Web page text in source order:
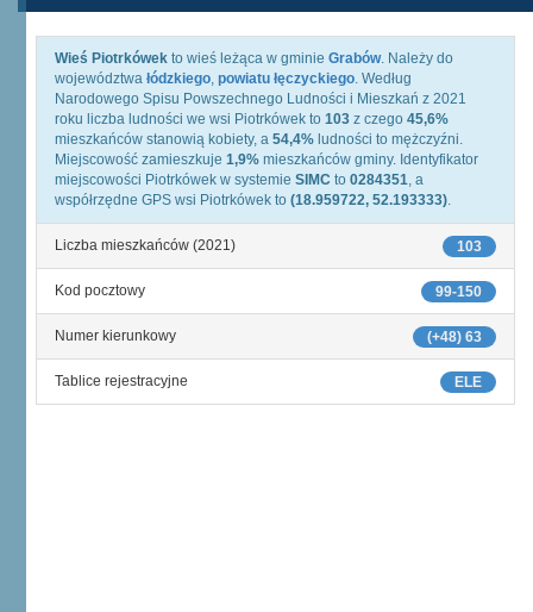
Wieś Piotrkówek to wieś leżąca w gminie Grabów. Należy do
województwa łódzkiego, powiatu łęczyckiego. Według
Narodowego Spisu Powszechnego Ludności i Mieszkań z 2021
roku liczba ludności we wsi Piotrkówek to 103 z czego 45,6%
mieszkańców stanowią kobiety, a 54,4% ludności to mężczyźni.
Miejscowość zamieszkuje 1,9% mieszkańców gminy. Identyfikator
miejscowości Piotrkówek w systemie SIMC to 0284351, a
współrzędne GPS wsi Piotrkówek to (18.959722, 52.193333).
103
Liczba mieszkańców (2021)
99-150
Kod pocztowy
(+48) 63
Numer kierunkowy
ELE
Tablice rejestracyjne